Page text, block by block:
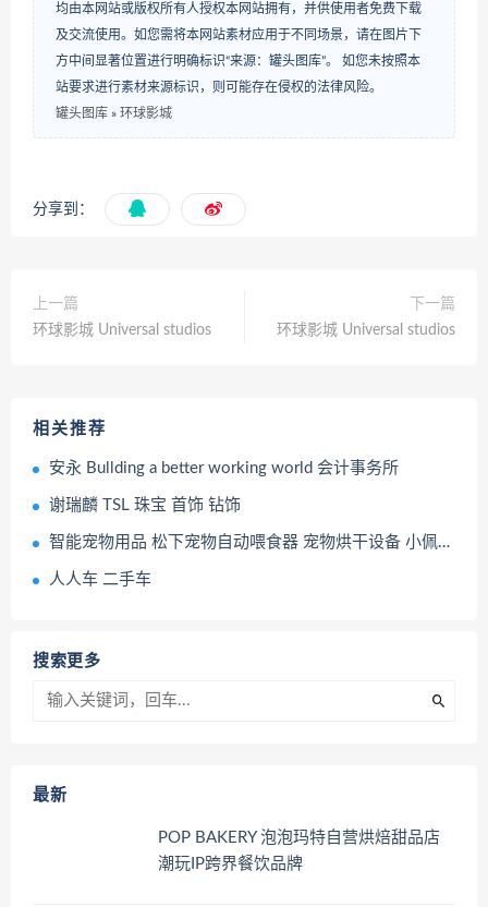
均由本网站或版权所有人授权本网站拥有，并供使用者免费下载
及交流使用。如您需将本网站素材应用于不同场景，请在图片下
方中间显著位置进行明确标识“来源：罐头图库”。 如您未按照本
站要求进行素材来源标识，则可能存在侵权的法律风险。
罐头图库 » 环球影城
分享到：
上一篇
环球影城 Universal studios
下一篇
环球影城 Universal studios
相关推荐
安永 Bullding a better working world 会计事务所
谢瑞麟 TSL 珠宝 首饰 钻饰
智能宠物用品 松下宠物自动喂食器 宠物烘干设备 小佩自助饮水器
人人车 二手车
搜索更多
最新
POP BAKERY 泡泡玛特自营烘焙甜品店
潮玩IP跨界餐饮品牌